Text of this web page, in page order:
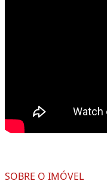
SOBRE O IMÓVEL